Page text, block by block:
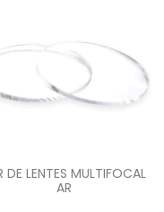
DE LENTES MULTIFOCAL
AR